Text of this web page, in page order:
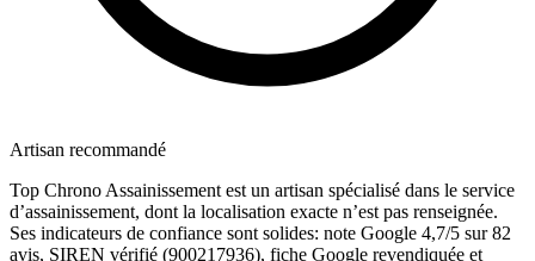
Artisan recommandé
Top Chrono Assainissement est un artisan spécialisé dans le service
d’assainissement, dont la localisation exacte n’est pas renseignée.
Ses indicateurs de confiance sont solides: note Google 4,7/5 sur 82
avis, SIREN vérifié (900217936), fiche Google revendiquée et